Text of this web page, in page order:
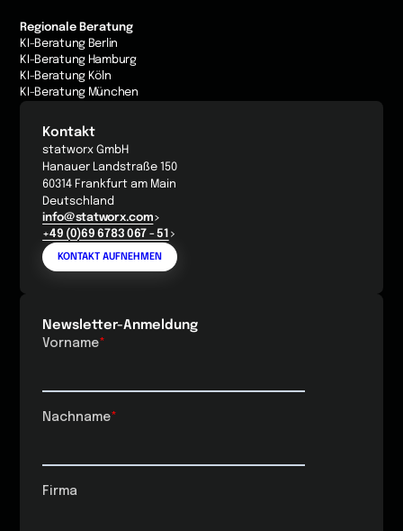
Regionale Beratung
KI-Beratung Berlin
KI-Beratung Hamburg
KI-Beratung Köln
KI-Beratung München
Kontakt
statworx GmbH
Hanauer Landstraße 150
60314 Frankfurt am Main
Deutschland
info@statworx.com
+49 (0)69 6783 067 - 51
KONTAKT AUFNEHMEN
Newsletter-Anmeldung